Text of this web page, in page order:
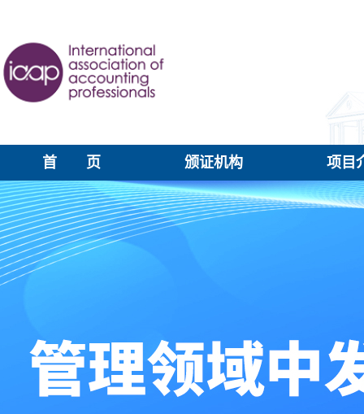
首 页 颁证机构 项目